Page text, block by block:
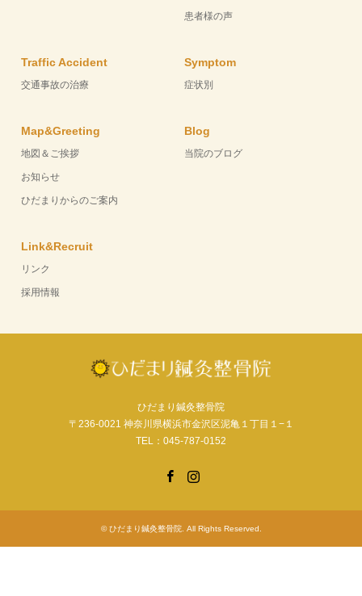
患者様の声
Traffic Accident
交通事故の治療
Symptom
症状別
Map&Greeting
地図＆ご挨拶
お知らせ
ひだまりからのご案内
Blog
当院のブログ
Link&Recruit
リンク
採用情報
ひだまり鍼灸整骨院
〒236-0021 神奈川県横浜市金沢区泥亀１丁目１−１
TEL：045-787-0152
©ひだまり鍼灸整骨院. All Rights Reserved.